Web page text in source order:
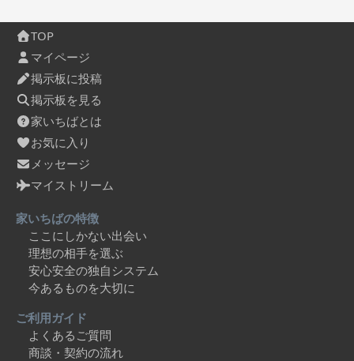
TOP
マイページ
掲示板に投稿
掲示板を見る
家いちばとは
お気に入り
メッセージ
マイストリーム
家いちばの特徴
ここにしかない出会い
理想の相手を選ぶ
安心安全の独自システム
今あるものを大切に
ご利用ガイド
よくあるご質問
商談・契約の流れ